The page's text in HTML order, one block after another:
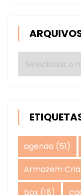
Arquivos
agenda (51)
Armazem
box (18)